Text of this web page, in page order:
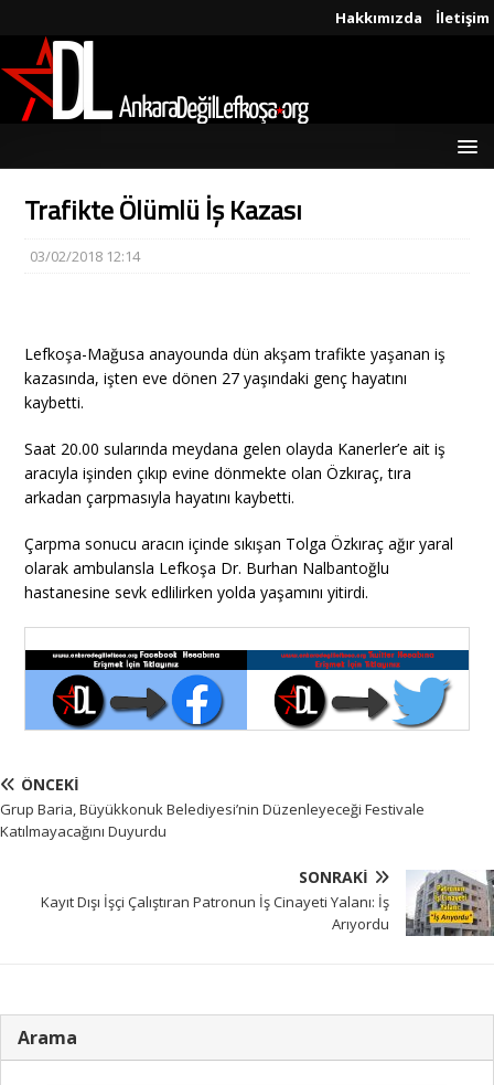
Hakkımızda İletişim
Trafikte Ölümlü İş Kazası
03/02/2018 12:14
Lefkoşa-Mağusa anayounda dün akşam trafikte yaşanan iş
kazasında, işten eve dönen 27 yaşındaki genç hayatını
kaybetti.
Saat 20.00 sularında meydana gelen olayda Kanerler’e ait iş
aracıyla işinden çıkıp evine dönmekte olan Özkıraç, tıra
arkadan çarpmasıyla hayatını kaybetti.
Çarpma sonucu aracın içinde sıkışan Tolga Özkıraç ağır yaral
olarak ambulansla Lefkoşa Dr. Burhan Nalbantoğlu
hastanesine sevk edlilirken yolda yaşamını yitirdi.
ÖNCEKI
Grup Baria, Büyükkonuk Belediyesi’nin Düzenleyeceği Festivale
Katılmayacağını Duyurdu
SONRAKI
Kayıt Dışı İşçi Çalıştıran Patronun İş Cinayeti Yalanı: İş
Arıyordu
Arama